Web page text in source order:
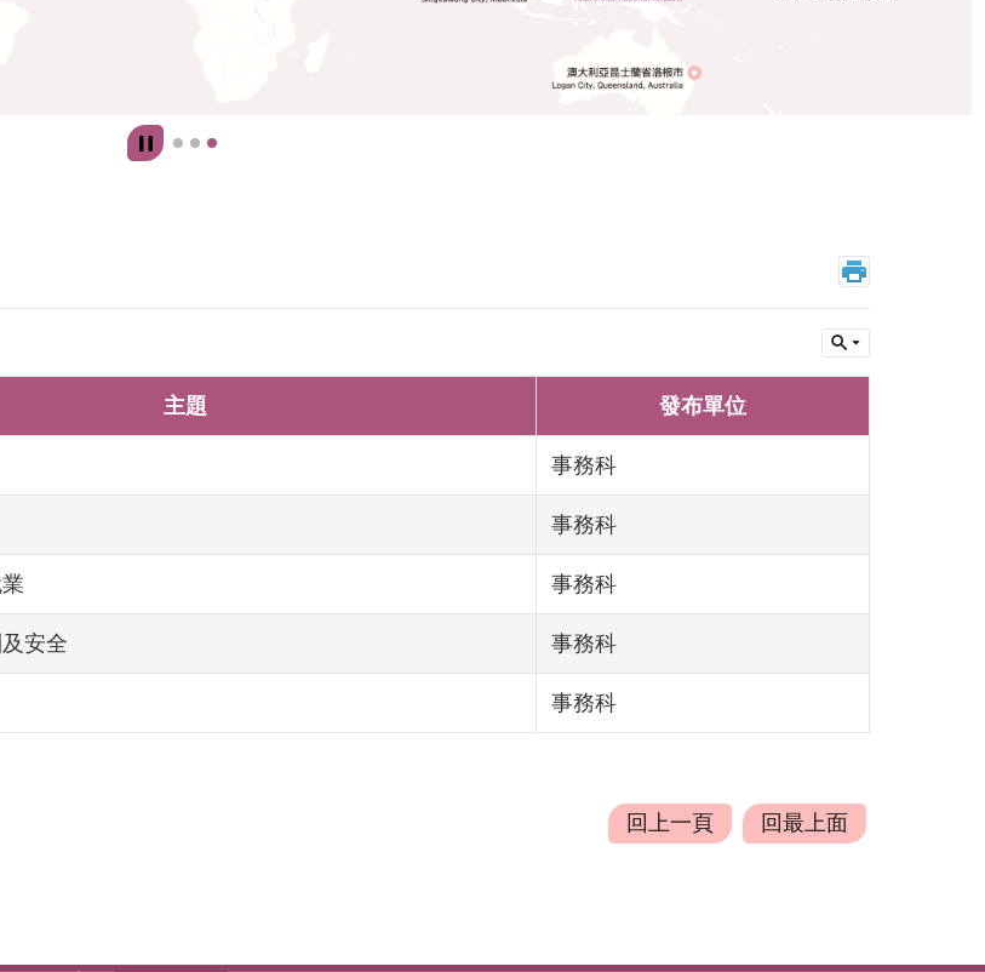
主題 發布單位
事務科
事務科
事務科
安全 事務科
事務科
回上一頁 回最上面